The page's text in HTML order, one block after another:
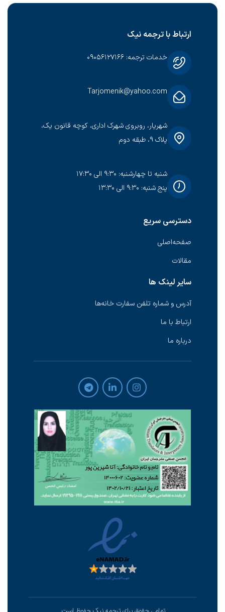
ارتباط با ترجمه نیک
خدمات ترجمه: ۰۹۰۵۶۱۲۷۱۶۶
Tarjomenik@yahoo.com
شهریار، روبروی شهرک اداری، کوچه قانون یک،
پلاک ۹، طبقه دوم
شنبه تا چهارشنبه: ۹:۳۰ الی ۱۷:۳۰
پنج شنبه: ۹:۳۰ الی ۱۳:۳۰
دسترسی سریع
صفحه‌اصلی
مقالات
سایر لینک ها
آدرس و شماره تلفن سفارت خانه‌ها
ارتباط با ما
درباره ما